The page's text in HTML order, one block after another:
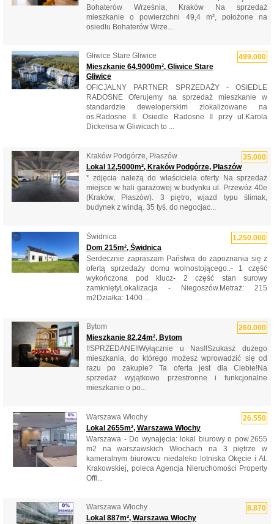
Bohaterów Września, Kraków Na sprzedaż
mieszkanie o powierzchni 49,4 m², położone na
osiedlu Bohaterów Wrze...
499.000
Gliwice Stare Gliwice
Mieszkanie 64,9000m², Gliwice Stare
Gliwice
OFICJALNY PARTNER SPRZEDAŻY - OSIEDLE
RADOSNE Oferujemy na sprzedaż mieszkanie w
standardzie deweloperskim zlokalizowane na
os.Radosne II. Osiedle Radosne II przy ul.Karola
Dickensa w Gliwicach to ...
35.000
Kraków Podgórze, Płaszów
Lokal 12,5000m², Kraków Podgórze, Płaszów
* zdjęcia należą do właściciela oferty Na sprzedaż
miejsce w hali garażowej w budynku ul. Przewóz 40e
(Kraków, Płaszów). 3 piętro, wjazd typu ślimak,
budynek z windą. 35 tyś. do negocjac...
1.250.000
Świdnica
Dom 215m², Świdnica
Serdecznie zapraszam Państwa do zapoznania się z
ofertą sprzedaży domu wolnostojącego..- 1 część
wykończona pod klucz- 2 część stan surowy
zamkniętyLokalizacja - Niegoszów.Metraż: 215
m2Działka: 1400 ...
260.000
Bytom
Mieszkanie 82,24m², Bytom
!!SPRZEDANE!!Wyłącznie u Nas!!Szukasz dużego
mieszkania, do którego możesz wprowadzić się od
razu po zakupie? Ta oferta jest dla Ciebie!Na
sprzedaż wyjątkowo przestronne i funkcjonalne
mieszkanie o po...
26.550
Warszawa Włochy
Lokal 2655m², Warszawa Włochy
Warszawa - Do wynajęcia: lokal biurowy o pow.2655
m2 na warszawskich Włochach na 3 piętrze w
kameralnym biurowcu niedaleko lotniska Okęcie i Al.
Krakowskiej, poleca Agencja Nieruchomości Property
Offi...
8.870
Warszawa Włochy
Lokal 887m², Warszawa Włochy